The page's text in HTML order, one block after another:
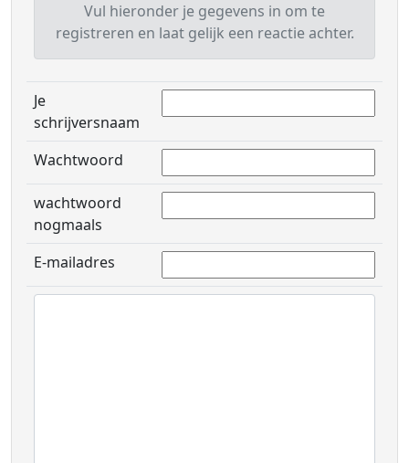
Vul hieronder je gegevens in om te
registreren en laat gelijk een reactie achter.
Je
schrijversnaam
Wachtwoord
wachtwoord
nogmaals
E-mailadres